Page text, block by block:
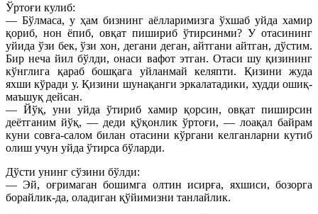
Ўртоғи кулиб:
— Бўлмаса, у ҳам бизнинг аёлларимизга ўхшаб уйда хамир
қориб, нон ёпиб, овқат пишириб ўтирсинми? У отасининг
уйида ўзи бек, ўзи хон, дегани деган, айтгани айтган, дўстим.
Бир неча йил бўлди, онаси вафот этган. Отаси шу қизининг
кўнглига қараб бошқага уйланмай келяпти. Қизини жуда
яхши кўради у. Қизини шунақанги эркалатадики, худди ошиқ-
маъшуқ дейсан.
— Йўқ, уни уйда ўтириб хамир қорсин, овқат пиширсин
деётганим йўқ, — деди қўқонлик ўртоғи, — лоақал байрам
куни совға-салом билан отасини кўргани келганларни кутиб
олиш учун уйда ўтирса бўларди.
Дўсти унинг сўзини бўлди:
— Эй, оғримаган бошимга олтин исирға, яхшиси, бозорга
борайлик-да, оладиган қўйимизни танлайлик.